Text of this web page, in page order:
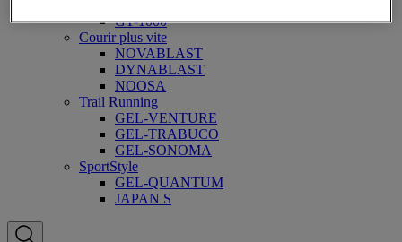
GT-1000
Courir plus vite
NOVABLAST
DYNABLAST
NOOSA
Trail Running
GEL-VENTURE
GEL-TRABUCO
GEL-SONOMA
SportStyle
GEL-QUANTUM
JAPAN S